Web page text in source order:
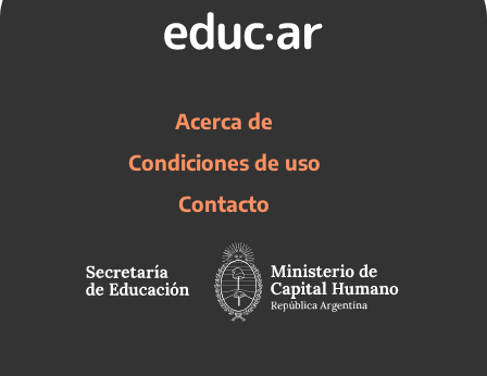
Acerca de
Condiciones de uso
Contacto